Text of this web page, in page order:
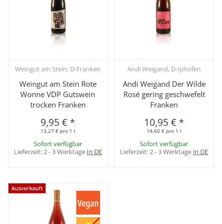
Weingut am Stein, D-Franken
Weingut am Stein Rote
Wonne VDP Gutswein
trocken Franken
9,95 € *
13,27 € pro 1 l
Sofort verfügbar
Lieferzeit:2 - 3 Werktage In DE
Andi Weigand, D-Iphofen
Andi Weigand Der Wilde
Rosé gering geschwefelt
Franken
10,95 € *
14,60 € pro 1 l
Sofort verfügbar
Lieferzeit:2 - 3 Werktage In DE
Ausverkauft